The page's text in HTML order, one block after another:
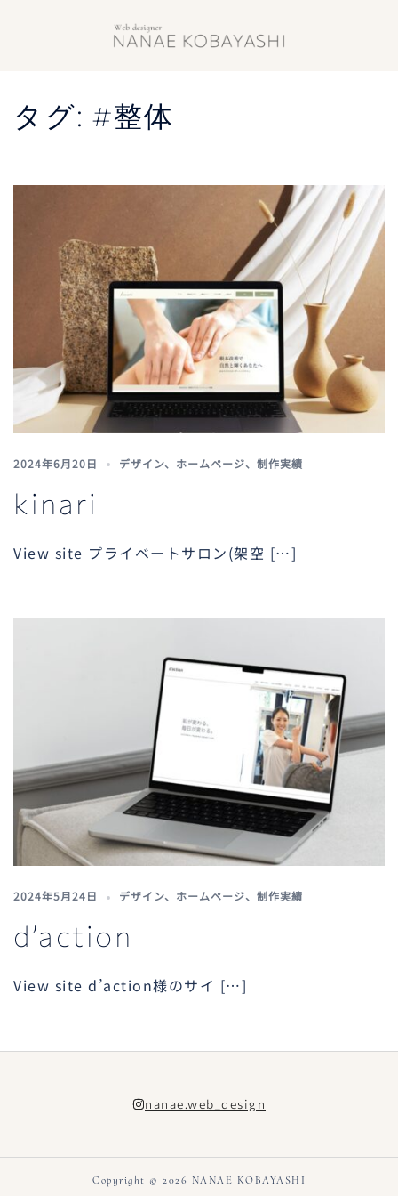
タグ: #整体
2024年6月20日 デザイン、 ホームページ、 制作実績
kinari
View site プライベートサロン(架空 […]
2024年5月24日 デザイン、 ホームページ、 制作実績
d’action
View site d’action様のサイ […]
nanae.web_design
Copyright © 2026 NANAE KOBAYASHI